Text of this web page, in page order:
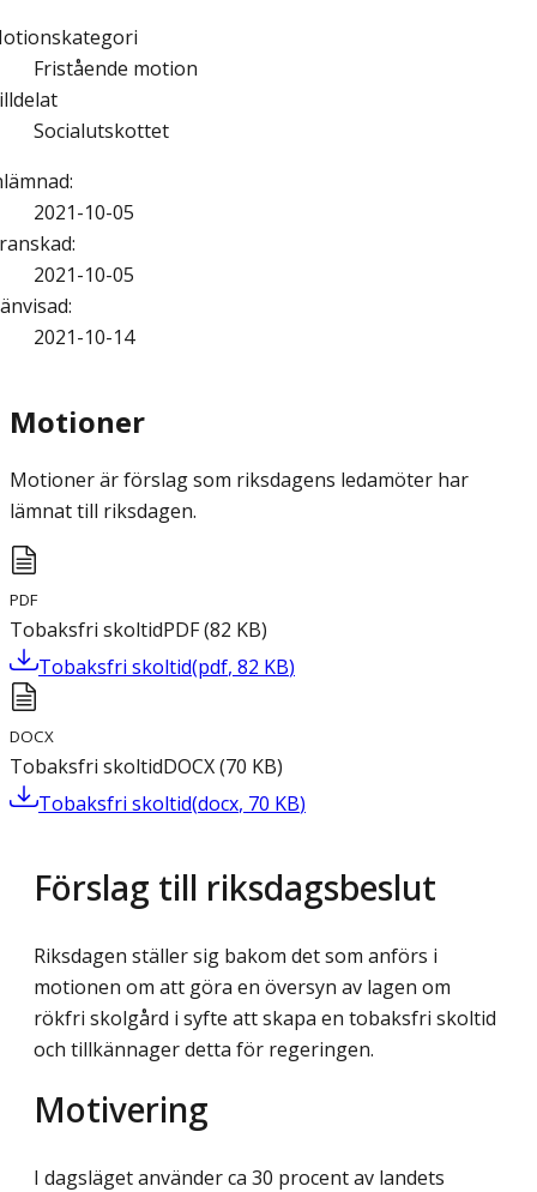
Fristående motion
Socialutskottet
:
2021-10-05
:
2021-10-05
:
2021-10-14
Motioner
Motioner är förslag som riksdagens ledamöter har
lämnat till riksdagen.
PDF
Tobaksfri skoltidPDF(82 KB)
Tobaksfri skoltid(pdf, 82 KB)
DOCX
Tobaksfri skoltidDOCX(70 KB)
Tobaksfri skoltid(docx, 70 KB)
Förslag till riksdagsbeslut
Riksdagen ställer sig bakom det som anförs i
motionen om att göra en översyn av lagen om
rökfri skolgård i syfte att skapa en tobaksfri skoltid
och tillkännager detta för regeringen.
Motivering
I dagsläget använder ca 30 procent av landets